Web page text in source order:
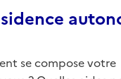
se compose votre